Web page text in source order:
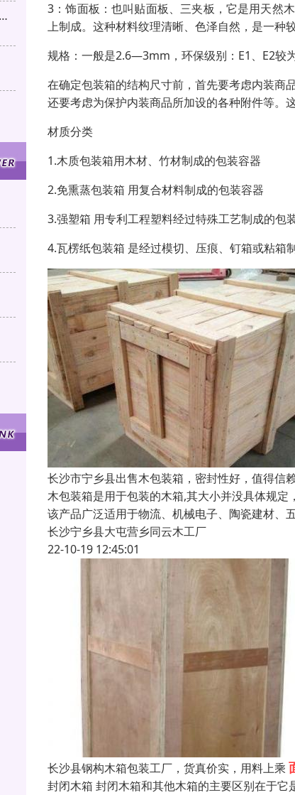
货物在物流中之所以这么完好，全靠木托盘这“三大功能”！
3：饰面板：也叫贴面板、三夹板，它是用天然
上制成。这种材料纹理清晰、色泽自然，是一种
规格：一般是2.6—3mm，环保级别：E1、E2较为
在确定包装箱的结构尺寸前，首先要考虑内装商
还要考虑为保护内装商品所加设的各种附件等。
材质分类
1.木质包装箱用木材、竹材制成的包装容器
2.免熏蒸包装箱 用复合材料制成的包装容器
3.强塑箱 用专利工程塑料经过特殊工艺制成的包装
4.瓦楞纸包装箱 是经过模切、压痕、钉箱或粘箱
长沙市宁乡县出售木包装箱，密封性好，值得信
木包装箱是用于包装的木箱,其大小并没具体规
该产品广泛适用于物流、机械电子、陶瓷建材、
长沙宁乡县大屯营乡同云木工厂
22-10-19 12:45:01
长沙县钢构木箱包装工厂，货真价实，用料上乘
封闭木箱 封闭木箱和其他木箱的主要区别在于